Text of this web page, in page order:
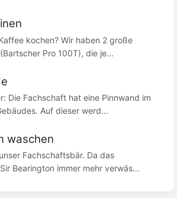
kochen? Wir haben 2 große
Pro 100T), die je...
Die Fachschaft hat eine Pinnwand im
Auf dieser werd...
waschen
Fachschaftsbär. Da das
Bearington immer mehr verwäs...